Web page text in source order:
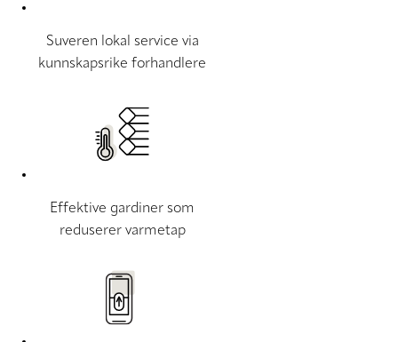
Suveren lokal service via
kunnskapsrike forhandlere
Effektive gardiner som
reduserer varmetap